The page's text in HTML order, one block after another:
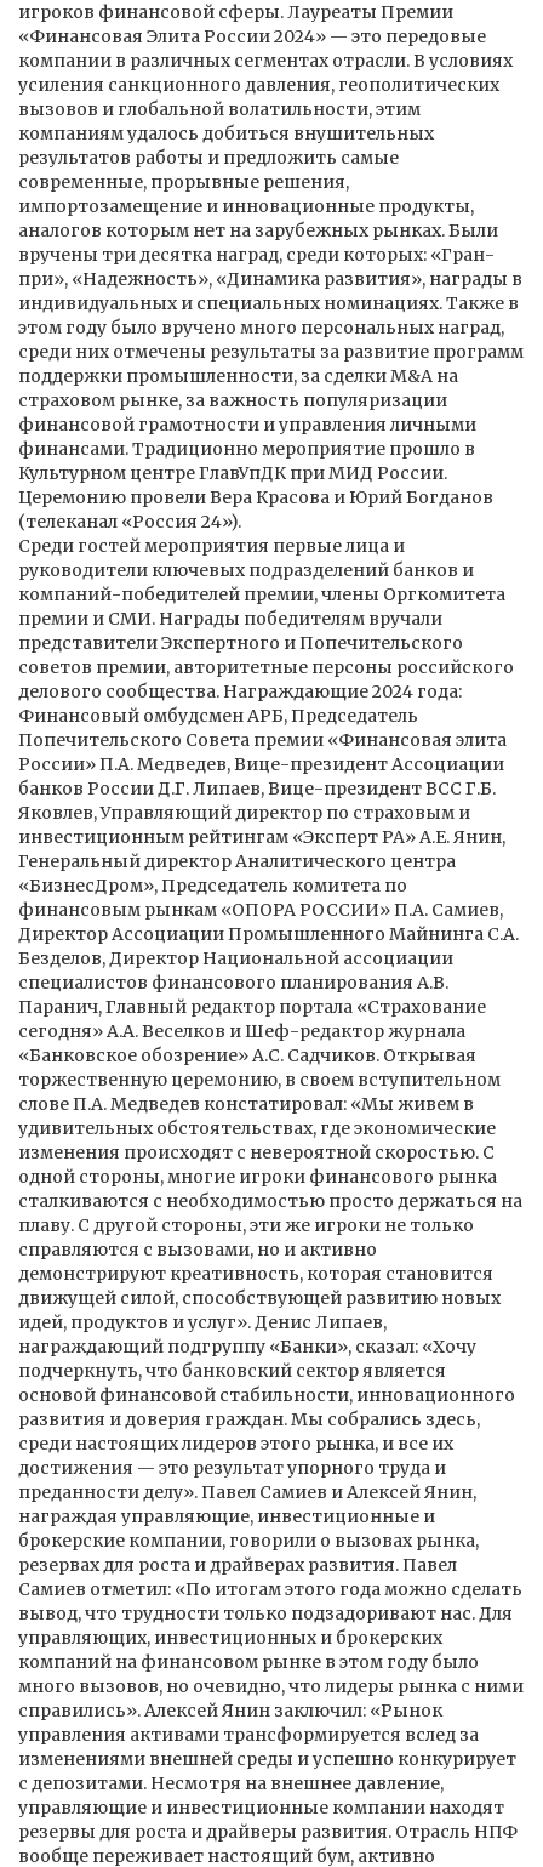
игроков финансовой сферы. Лауреаты Премии
«Финансовая Элита России 2024» — это передовые
компании в различных сегментах отрасли. В условиях
усиления санкционного давления, геополитических
вызовов и глобальной волатильности, этим
компаниям удалось добиться внушительных
результатов работы и предложить самые
современные, прорывные решения,
импортозамещение и инновационные продукты,
аналогов которым нет на зарубежных рынках. Были
вручены три десятка наград, среди которых: «Гран-
при», «Надежность», «Динамика развития», награды в
индивидуальных и специальных номинациях. Также в
этом году было вручено много персональных наград,
среди них отмечены результаты за развитие программ
поддержки промышленности, за сделки M&A на
страховом рынке, за важность популяризации
финансовой грамотности и управления личными
финансами. Традиционно мероприятие прошло в
Культурном центре ГлавУпДК при МИД России.
Церемонию провели Вера Красова и Юрий Богданов
(телеканал «Россия 24»).
Среди гостей мероприятия первые лица и
руководители ключевых подразделений банков и
компаний-победителей премии, члены Оргкомитета
премии и СМИ. Награды победителям вручали
представители Экспертного и Попечительского
советов премии, авторитетные персоны российского
делового сообщества. Награждающие 2024 года:
Финансовый омбудсмен АРБ, Председатель
Попечительского Совета премии «Финансовая элита
России» П.А. Медведев, Вице-президент Ассоциации
банков России Д.Г. Липаев, Вице-президент ВСС Г.Б.
Яковлев, Управляющий директор по страховым и
инвестиционным рейтингам «Эксперт РА» А.Е. Янин,
Генеральный директор Аналитического центра
«БизнесДром», Председатель комитета по
финансовым рынкам «ОПОРА РОССИИ» П.А. Самиев,
Директор Ассоциации Промышленного Майнинга С.А.
Безделов, Директор Национальной ассоциации
специалистов финансового планирования А.В.
Паранич, Главный редактор портала «Страхование
сегодня» А.А. Веселков и Шеф-редактор журнала
«Банковское обозрение» А.С. Садчиков. Открывая
торжественную церемонию, в своем вступительном
слове П.А. Медведев констатировал: «Мы живем в
удивительных обстоятельствах, где экономические
изменения происходят с невероятной скоростью. С
одной стороны, многие игроки финансового рынка
сталкиваются с необходимостью просто держаться на
плаву. С другой стороны, эти же игроки не только
справляются с вызовами, но и активно
демонстрируют креативность, которая становится
движущей силой, способствующей развитию новых
идей, продуктов и услуг». Денис Липаев,
награждающий подгруппу «Банки», сказал: «Хочу
подчеркнуть, что банковский сектор является
основой финансовой стабильности, инновационного
развития и доверия граждан. Мы собрались здесь,
среди настоящих лидеров этого рынка, и все их
достижения — это результат упорного труда и
преданности делу». Павел Самиев и Алексей Янин,
награждая управляющие, инвестиционные и
брокерские компании, говорили о вызовах рынка,
резервах для роста и драйверах развития. Павел
Самиев отметил: «По итогам этого года можно сделать
вывод, что трудности только подзадоривают нас. Для
управляющих, инвестиционных и брокерских
компаний на финансовом рынке в этом году было
много вызовов, но очевидно, что лидеры рынка с ними
справились». Алексей Янин заключил: «Рынок
управления активами трансформируется вслед за
изменениями внешней среды и успешно конкурирует
с депозитами. Несмотря на внешнее давление,
управляющие и инвестиционные компании находят
резервы для роста и драйверы развития. Отрасль НПФ
вообще переживает настоящий бум, активно